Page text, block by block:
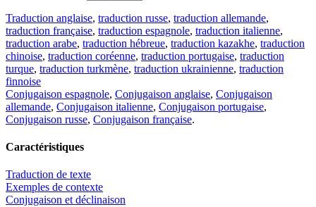
Traduction anglaise, traduction russe, traduction allemande,
traduction française, traduction espagnole, traduction italienne,
traduction arabe, traduction hébreue, traduction kazakhe, traduction
chinoise, traduction coréenne, traduction portugaise, traduction
turque, traduction turkmène, traduction ukrainienne, traduction
finnoise
Conjugaison espagnole, Conjugaison anglaise, Conjugaison
allemande, Conjugaison italienne, Conjugaison portugaise,
Conjugaison russe, Conjugaison française.
Caractéristiques
Traduction de texte
Exemples de contexte
Conjugaison et déclinaison